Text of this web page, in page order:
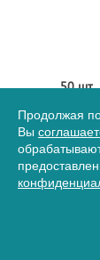
50 шт.
Продолжая
Вы